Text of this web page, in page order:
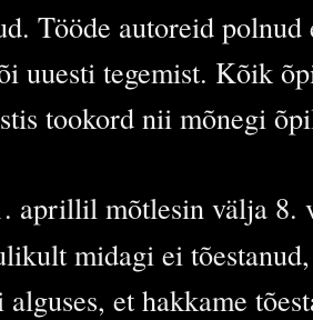
Tööde autoreid
uuesti tegemist. Kõik
tookord nii mõnegi
aprillil mõtlesin välja 8.
midagi ei
et hakkame